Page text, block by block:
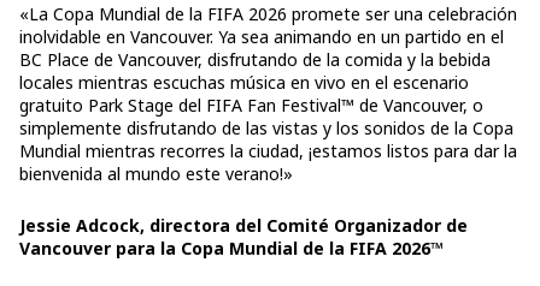
«La Copa Mundial de la FIFA 2026 promete ser una celebración
inolvidable en Vancouver. Ya sea animando en un partido en el
BC Place de Vancouver, disfrutando de la comida y la bebida
locales mientras escuchas música en vivo en el escenario
gratuito Park Stage del FIFA Fan Festival™ de Vancouver, o
simplemente disfrutando de las vistas y los sonidos de la Copa
Mundial mientras recorres la ciudad, ¡estamos listos para dar la
bienvenida al mundo este verano!»
Jessie Adcock, directora del Comité Organizador de
Vancouver para la Copa Mundial de la FIFA 2026™